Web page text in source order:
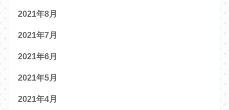
2021年8月
2021年7月
2021年6月
2021年5月
2021年4月